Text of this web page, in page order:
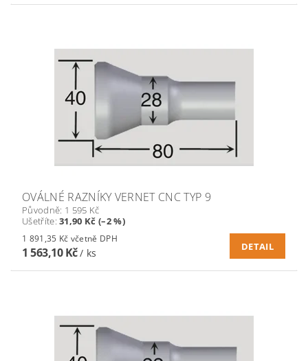
OVÁLNÉ RAZNÍKY VERNET CNC TYP 9
Původně: 1 595 Kč
Ušetříte:31,90 Kč (–2 %)
1 891,35 Kč včetně DPH
1 563,10 Kč/ ks
DETAIL